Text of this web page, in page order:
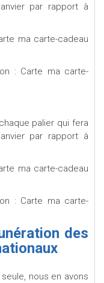
par rapport à
ma carte-cadeau
: Carte ma carte-
palier qui fera
par rapport à
ma carte-cadeau
: Carte ma carte-
des
nous en avons